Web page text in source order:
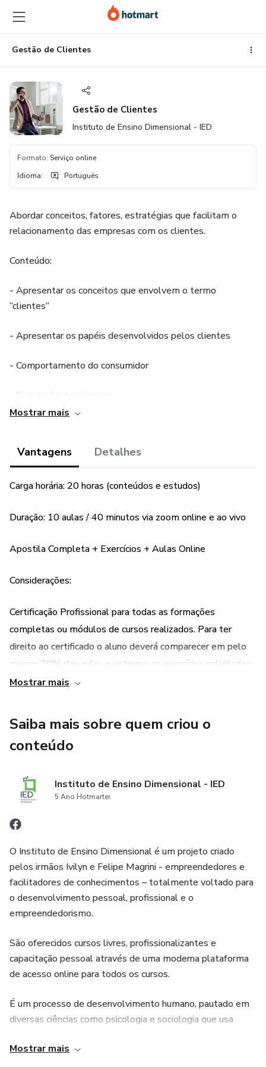
para
o
conteúdo
principal
para
o
pagamento
para
o
rodapé
Gestão de Clientes
Gestão de Clientes
Instituto de Ensino Dimensional - IED
Formato: Serviço online
Idioma: Português
Abordar conceitos, fatores, estratégias que facilitam o
relacionamento das empresas com os clientes.
Conteúdo:
- Apresentar os conceitos que envolvem o termo
“clientes”
- Apresentar os papéis desenvolvidos pelos clientes
- Comportamento do consumidor
- Satisfação dos clientes
- Analisar o comportamento dos consumidores e as
estratégias para satisfazer suas necessidades
satisfação do cliente
- Encante seus clientes
Mostrar mais
Vantagens Detalhes
Carga horária: 20 horas (conteúdos e estudos)
Duração: 10 aulas / 40 minutos via zoom online e ao vivo
Apostila Completa + Exercícios + Aulas Online
Considerações:
Certificação Profissional para todas as formações
completas ou módulos de cursos realizados. Para ter
direito ao certificado o aluno deverá comparecer em pelo
menos 70% das aulas e entregar os exercícios solicitados
para as aulas ao vivo. Para o conteúdo online é necessário
disponíveis.
Estão disponíveis vários dias e horários para os cursos
sua rotina e responda nos comentários qual você escolheu.
As aulas serão feitas através de sala virtual via aplicativo
ou link ZOOM disponibilizado após a matrícula.
Dias e horários disponíveis para o curso:
Turma A Gest. Clientes Início Término
Seg e Qua 09:00 24/05/2021 23/06/2021
Seg e Qua 21:00 24/05/2021 23/06/2021
Dúvidas, sugestões ou mais informações sobre os cursos
e em breve responderemos.
Mostrar mais
Saiba mais sobre quem criou o
conteúdo
Instituto de Ensino Dimensional - IED
5 Ano Hotmarter
O Instituto de Ensino Dimensional é um projeto criado
pelos irmãos Ivilyn e Felipe Magrini - empreendedores e
facilitadores de conhecimentos – totalmente voltado para
o desenvolvimento pessoal, profissional e o
empreendedorismo.
São oferecidos cursos livres, profissionalizantes e
capacitação pessoal através de uma moderna plataforma
de acesso online para todos os cursos.
É um processo de desenvolvimento humano, pautado em
diversas ciências como psicologia e sociologia que usa
pessoas e de negócios para apoiar o desenvolvimento
Mostrar mais